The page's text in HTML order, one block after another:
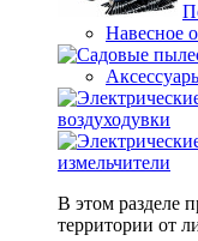
Навесное
воздуходувки
измельчители
В этом разделе
территории от